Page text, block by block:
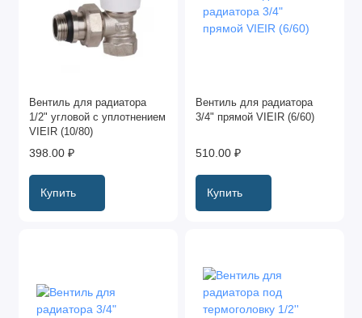
Вентиль для радиатора
1/2" угловой с уплотнением
VIEIR (10/80)
398.00 ₽
Купить
Вентиль для радиатора
3/4" прямой VIEIR (6/60)
510.00 ₽
Купить